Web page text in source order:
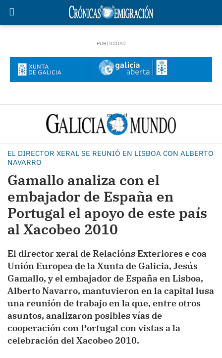
EL DIRECTOR XERAL SE REUNIÓ EN LISBOA CON ALBERTO
NAVARRO
Gamallo analiza con el
embajador de España en
Portugal el apoyo de este país
al Xacobeo 2010
El director xeral de Relacións Exteriores e coa
Unión Europea de la Xunta de Galicia, Jesús
Gamallo, y el embajador de España en Lisboa,
Alberto Navarro, mantuvieron en la capital lusa
una reunión de trabajo en la que, entre otros
asuntos, analizaron posibles vías de
cooperación con Portugal con vistas a la
celebración del Xacobeo 2010.